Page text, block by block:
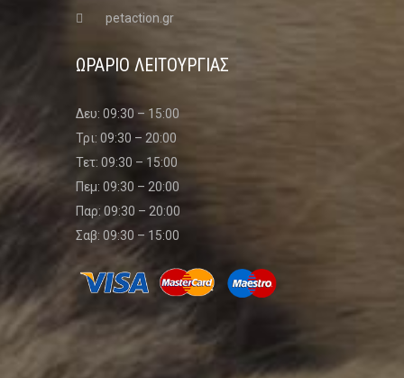
petaction.gr
ΩΡΑΡΙΟ ΛΕΙΤΟΥΡΓΙΑΣ
Δευ: 09:30 – 15:00
Τρι: 09:30 – 20:00
Τετ: 09:30 – 15:00
Πεμ: 09:30 – 20:00
Παρ: 09:30 – 20:00
Σαβ: 09:30 – 15:00